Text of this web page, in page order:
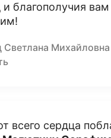
и благополучия
всего сердца